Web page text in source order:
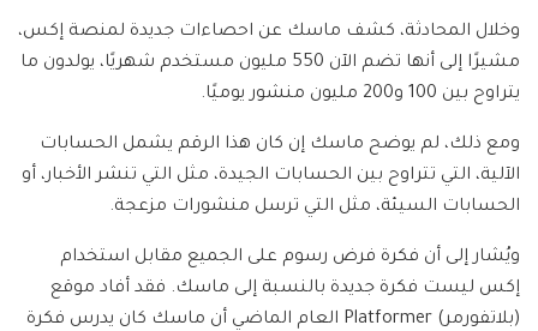
وخلال المحادثة، كشف ماسك عن احصاءات جديدة لمنصة إكس،
مشيرًا إلى أنها تضم الآن 550 مليون مستخدم شهريًا، يولدون ما
يتراوح بين 100 و200 مليون منشور يوميًا.
ومع ذلك، لم يوضح ماسك إن كان هذا الرقم يشمل الحسابات
الآلية، التي تتراوح بين الحسابات الجيدة، مثل التي تنشر الأخبار، أو
الحسابات السيئة، مثل التي ترسل منشورات مزعجة.
ويُشار إلى أن فكرة فرض رسوم على الجميع مقابل استخدام
إكس ليست فكرة جديدة بالنسبة إلى ماسك. فقد أفاد موقع
(بلاتفورمر) Platformer العام الماضي أن ماسك كان يدرس فكرة